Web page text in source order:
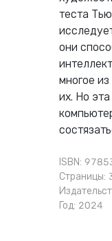
теста
они
многое
их. Но
ISBN:
Страницы:
Год: 2024